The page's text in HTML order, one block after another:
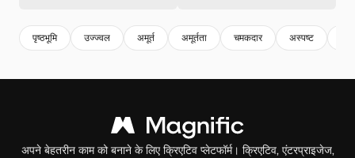
पृष्ठभूमि उज्ज्वल अमूर्त अमूर्तता चमकदार अस्पष्ट
अपने बेहतरीन काम को बनाने के लिए क्रिएटिव प्लेटफॉर्म। क्रिएटिव, एंटरप्राइजेज,